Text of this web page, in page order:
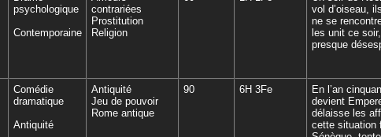
psychologique
Contemporaine
contrariées
Prostitution
Religion
vol d’oiseau,
ne se
les unit ce
presque
Comédie
dramatique
Antiquité
Antiquité
Jeu de pouvoir
Rome antique
90 6H 3Fe
En l’an
devient
délaisse les
cette situation